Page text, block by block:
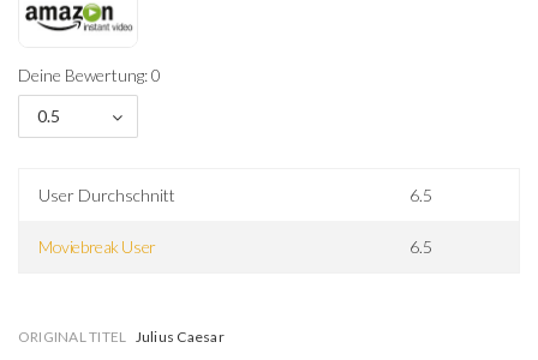
Deine Bewertung: 0
0.5
User Durchschnitt 6.5
Moviebreak User 6.5
ORIGINAL TITEL Julius Caesar